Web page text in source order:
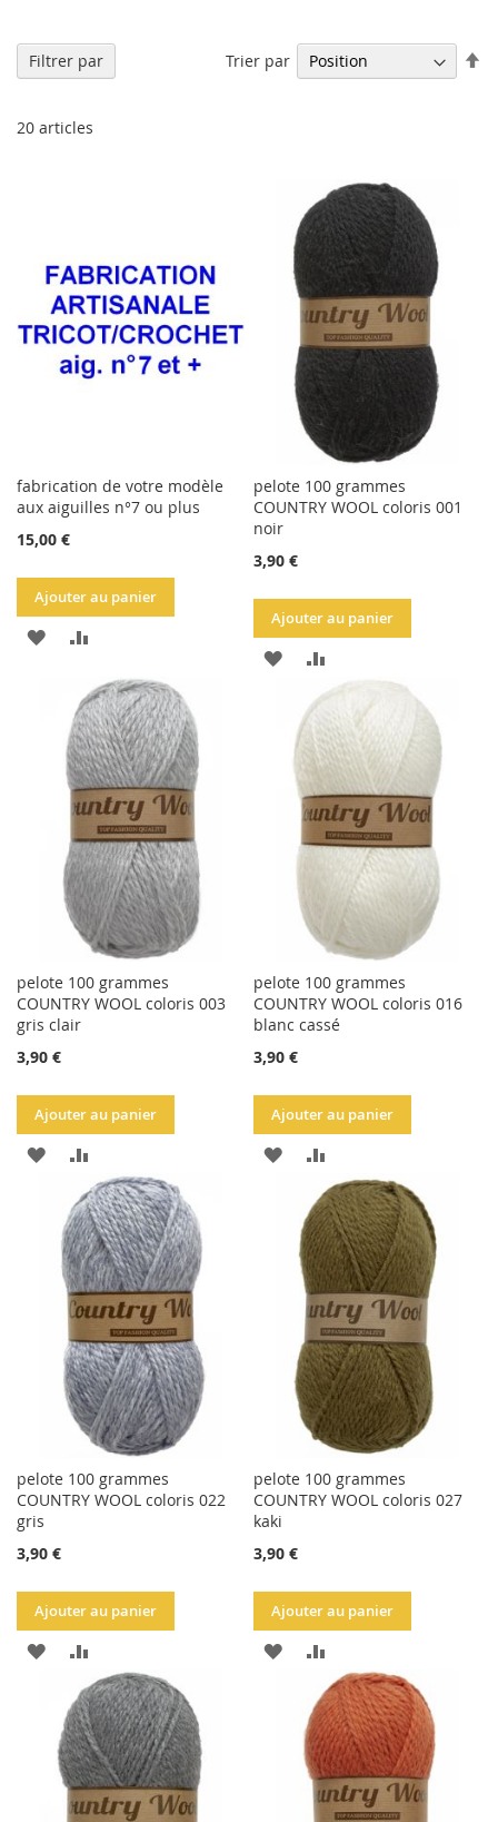
20 articles
Trier par
fabrication de votre modèle
aux aiguilles n°7 ou plus
15,00 €
Ajouter au panier
AJOUTER
LISTE
D'ACHATS
COMPARATEUR
pelote 100 grammes
COUNTRY WOOL coloris 001
noir
3,90 €
Ajouter au panier
AJOUTER
LA
LISTE
D'ACHATS
AU
COMPARATEUR
pelote 100 grammes
COUNTRY WOOL coloris 003
gris clair
3,90 €
Ajouter au panier
AJOUTER
LA
LISTE
D'ACHATS
AU
COMPARATEUR
pelote 100 grammes
COUNTRY WOOL coloris 016
blanc cassé
3,90 €
Ajouter au panier
AJOUTER
LA
LISTE
D'ACHATS
AU
COMPARATEUR
pelote 100 grammes
COUNTRY WOOL coloris 022
gris
3,90 €
Ajouter au panier
AJOUTER
LA
LISTE
D'ACHATS
AU
COMPARATEUR
pelote 100 grammes
COUNTRY WOOL coloris 027
kaki
3,90 €
Ajouter au panier
AJOUTER
LISTE
D'ACHATS
AU
COMPARATEUR
Filtrer par